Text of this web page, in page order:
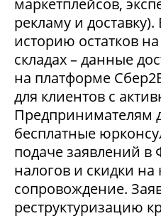
рекламу и
историю остатков
складах – данные
на платформе
для клиентов с
Предпринимателям
бесплатные
подаче заявлений в
налогов и скидки
сопровождение.
реструктуризацию